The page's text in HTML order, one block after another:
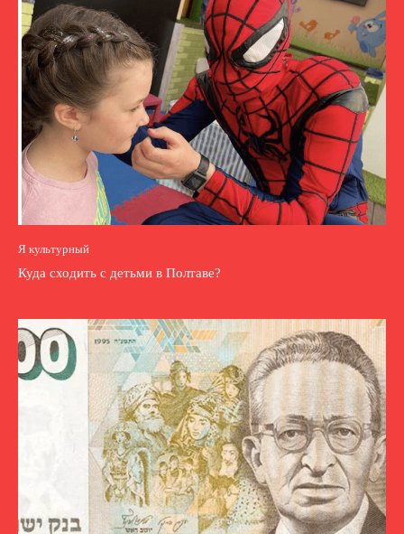
Я культурный
Куда сходить с детьми в Полтаве?